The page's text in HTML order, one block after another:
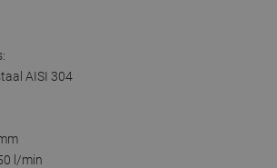
AISI 304
l/min